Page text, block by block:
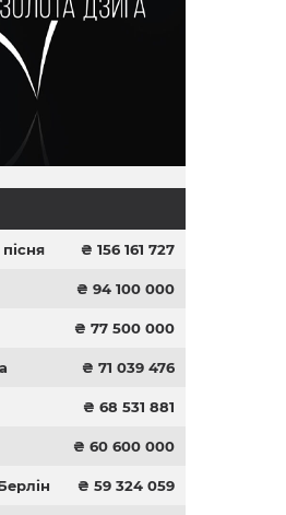
₴ 156 161 727
₴ 94 100 000
₴ 77 500 000
₴ 71 039 476
₴ 68 531 881
₴ 60 600 000
₴ 59 324 059